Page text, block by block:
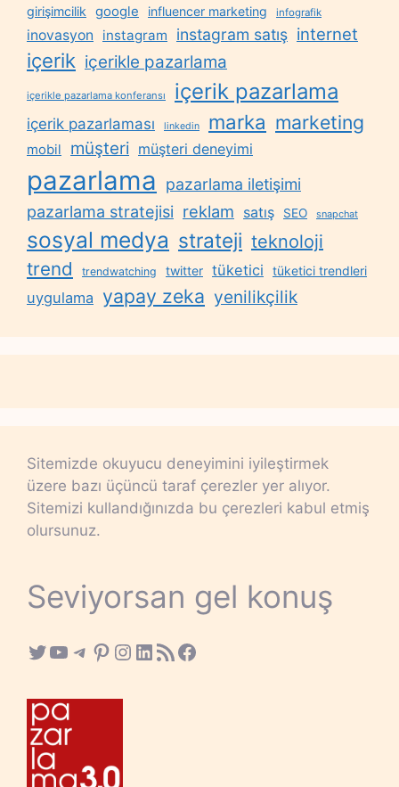
girişimcilik google influencer marketing infografik
inovasyon instagram instagram satış internet
içerik içerikle pazarlama
içerikle pazarlama konferansı içerik pazarlama
içerik pazarlaması linkedin marka marketing
mobil müşteri müşteri deneyimi
pazarlama
pazarlama iletişimi
pazarlama stratejisi reklam satış SEO snapchat
sosyal medya strateji teknoloji
trend trendwatching twitter tüketici tüketici trendleri
uygulama yapay zeka yenilikçilik
Sitemizde okuyucu deneyimini iyileştirmek
üzere bazı üçüncü taraf çerezler yer alıyor.
Sitemizi kullandığınızda bu çerezleri kabul etmiş
olursunuz.
Seviyorsan gel konuş
Twitter
YouTube
Telegram
Pinterest
Instagram
LinkedIn
RSS FeedFacebook